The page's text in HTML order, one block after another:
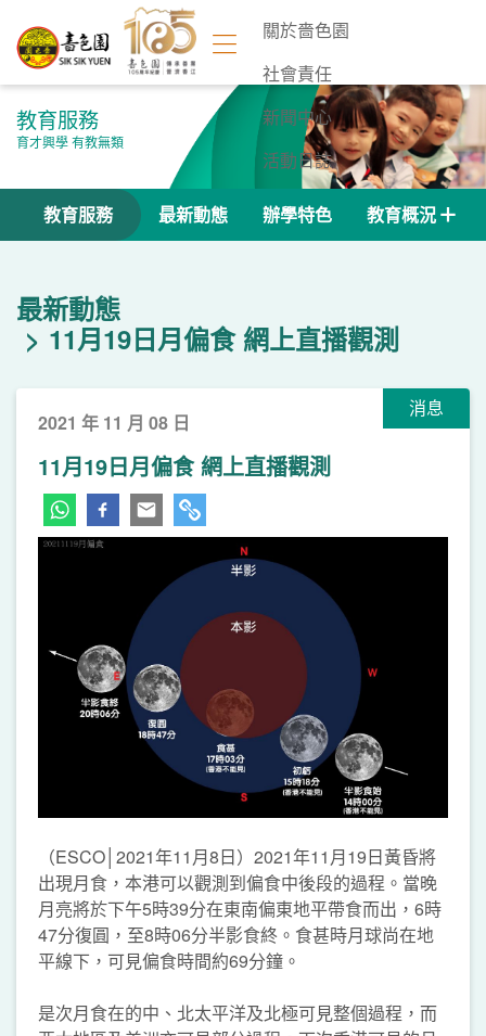
關於嗇色園
社會責任
新聞中心
活動日誌
聯絡我們
教育服務
育才興學 有教無類
教育服務 最新動態 辦學特色 教育概況
最新動態
11月19日月偏食 網上直播觀測
消息
2021 年 11 月 08 日
11月19日月偏食 網上直播觀測
（ESCO│2021年11月8日）2021年11月19日黃昏將
出現月食，本港可以觀測到偏食中後段的過程。當晚
月亮將於下午5時39分在東南偏東地平帶食而出，6時
47分復圓，至8時06分半影食終。食甚時月球尚在地
平線下，可見偏食時間約69分鐘。
是次月食在的中、北太平洋及北極可見整個過程，而